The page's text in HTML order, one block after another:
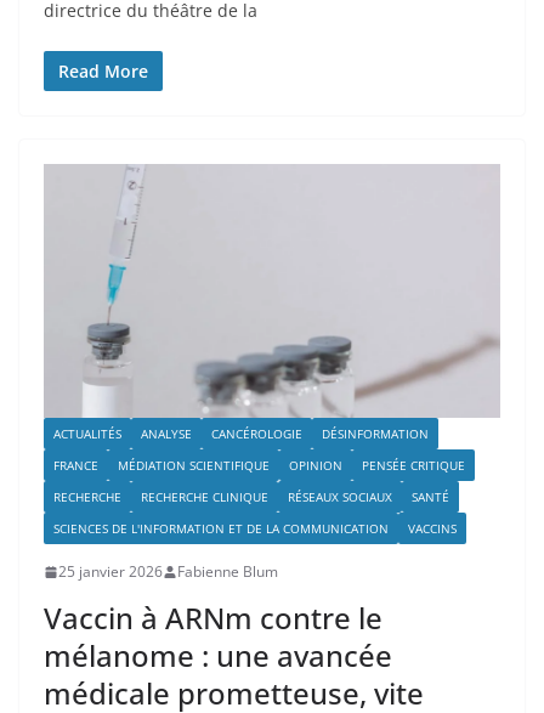
directrice du théâtre de la
Read More
ACTUALITÉS ANALYSE CANCÉROLOGIE
DÉSINFORMATION
FRANCE
MÉDIATION SCIENTIFIQUE OPINION
PENSÉE CRITIQUE
RECHERCHE
RECHERCHE CLINIQUE RÉSEAUX SOCIAUX
SANTÉ
SCIENCES DE L'INFORMATION ET DE LA COMMUNICATION
VACCINS
25 janvier 2026 Fabienne Blum
Vaccin à ARNm contre le
mélanome : une avancée
médicale prometteuse, vite